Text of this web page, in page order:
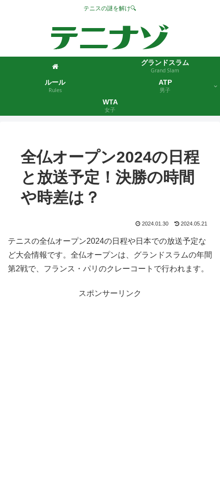
テニスの謎を解け🔍
グランドスラム
Grand Slam
ルール
Rules
ATP
男子
WTA
女子
全仏オープン2024の日程
と放送予定！決勝の時間
や時差は？
2024.01.30 2024.05.21
テニスの全仏オープン2024の日程や日本での放送予定な
ど大会情報です。全仏オープンは、グランドスラムの年間
第2戦で、フランス・パリのクレーコートで行われます。
スポンサーリンク